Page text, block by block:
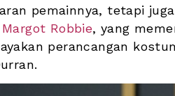
pemainnya, tetapi
Margot Robbie, yang
perancangan